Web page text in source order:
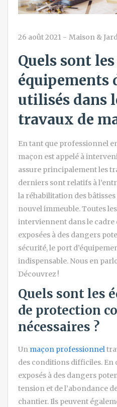
26 août 2021 - Maison &
Quels sont
équipements
utilisés dans
travaux de
En tant que professionnel
maçon est appelé à
assure principalement les
derniers sont relatifs à
la réhabilitation des
nouvel immeuble. Toutes
interviennent dans le cadre
exposées à des dangers
sécurité, le port
indispensable. Nous en
Découvrez !
Quels sont les
de protection
nécessaires ?
Un maçon professionnel
des conditions difficiles. En
exposés à des dangers
tension et de l’abondance
chantier. Ils peuvent